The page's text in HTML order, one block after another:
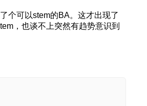
个可以stem的BA。这才出现了
，也谈不上突然有趋势意识到